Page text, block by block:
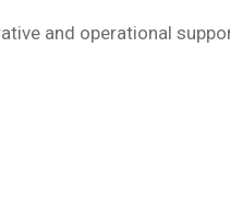
and operational